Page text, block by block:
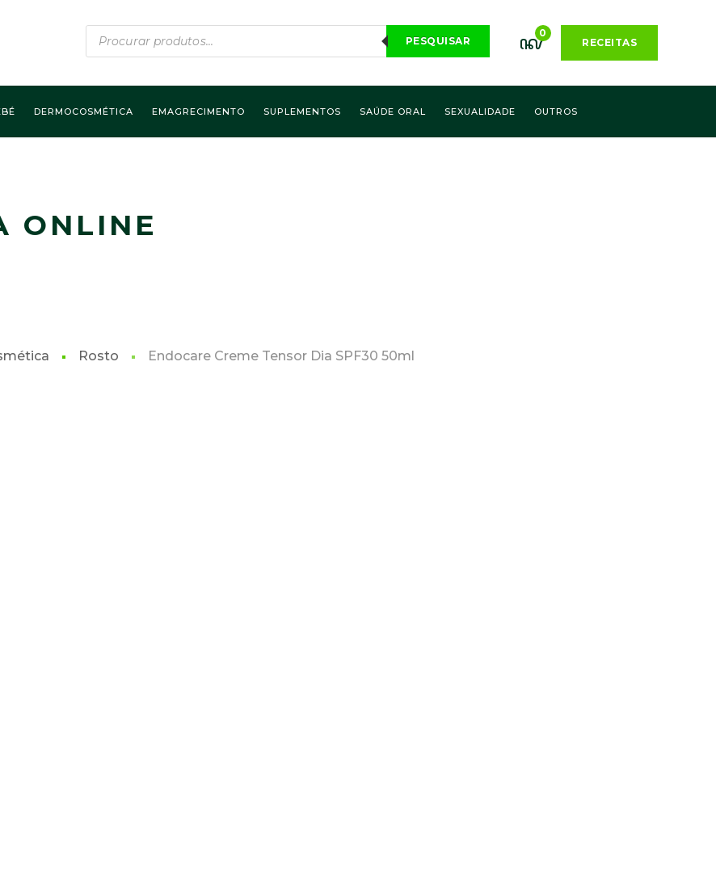
RECEITAS
0
Products
search
PESQUISAR
DERMOCOSMÉTICA EMAGRECIMENTO SUPLEMENTOS SAÚDE ORAL SEXUALIDADE OUTROS
ONLINE
Rosto Endocare Creme Tensor Dia SPF30 50ml